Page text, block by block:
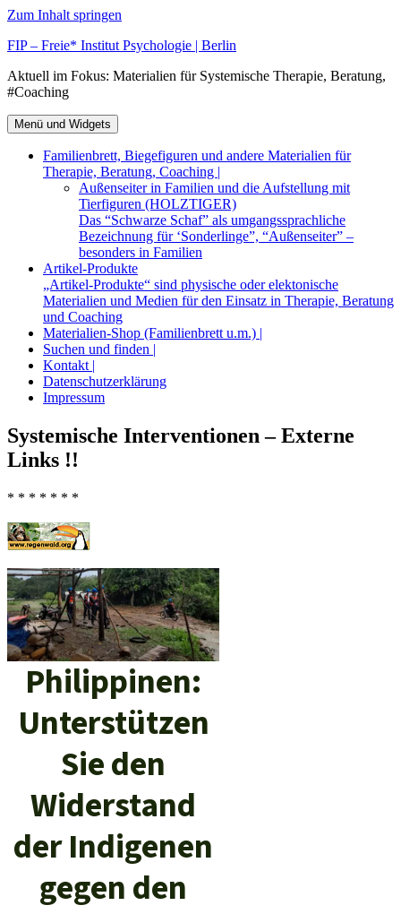
Zum Inhalt springen
FIP – Freie* Institut Psychologie | Berlin
Aktuell im Fokus: Materialien für Systemische Therapie, Beratung,
#Coaching
Menü und Widgets
Familienbrett, Biegefiguren und andere Materialien für
Therapie, Beratung, Coaching |
Außenseiter in Familien und die Aufstellung mit
Tierfiguren (HOLZTIGER)
Das “Schwarze Schaf” als umgangssprachliche
Bezeichnung für ‘Sonderlinge”, “Außenseiter” –
besonders in Familien
Artikel-Produkte
„Artikel-Produkte“ sind physische oder elektonische
Materialien und Medien für den Einsatz in Therapie, Beratung
und Coaching
Materialien-Shop (Familienbrett u.m.) |
Suchen und finden |
Kontakt |
Datenschutzerklärung
Impressum
Systemische Interventionen – Externe
Links !!
* * * * * * *